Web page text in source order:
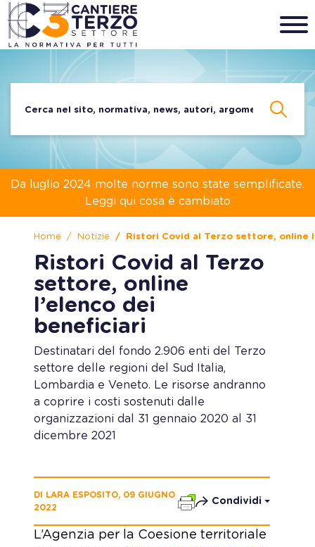
Da luglio 2024 molte norme sono state semplificate.
Leggi qui cosa è cambiato
Home Notizie Ristori Covid al Terzo settore, online
Ristori Covid al Terzo
settore, online
l’elenco dei
beneficiari
Destinatari del fondo 2.906 enti del Terzo
settore delle regioni del Sud Italia,
Lombardia e Veneto. Le risorse andranno
a coprire i costi sostenuti dalle
organizzazioni dal 31 gennaio 2020 al 31
dicembre 2021
DI LARA ESPOSITO, 09 GIUGNO
2022
Condividi
L’Agenzia per la Coesione territoriale